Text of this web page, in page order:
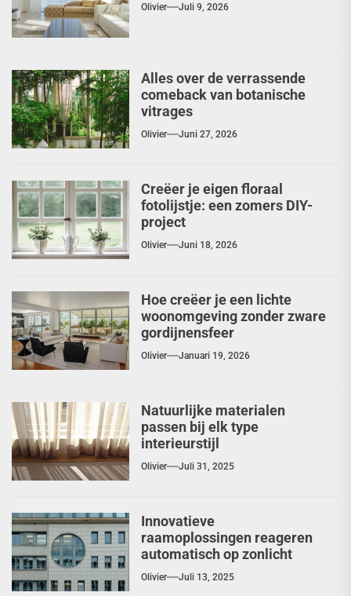
Olivier Juli 9, 2026
Alles over de verrassende
comeback van botanische
vitrages
Olivier Juni 27, 2026
Creëer je eigen floraal
fotolijstje: een zomers DIY-
project
Olivier Juni 18, 2026
Hoe creëer je een lichte
woonomgeving zonder zware
gordijnensfeer
Olivier Januari 19, 2026
Natuurlijke materialen
passen bij elk type
interieurstijl
Olivier Juli 31, 2025
Innovatieve
raamoplossingen reageren
automatisch op zonlicht
Olivier Juli 13, 2025